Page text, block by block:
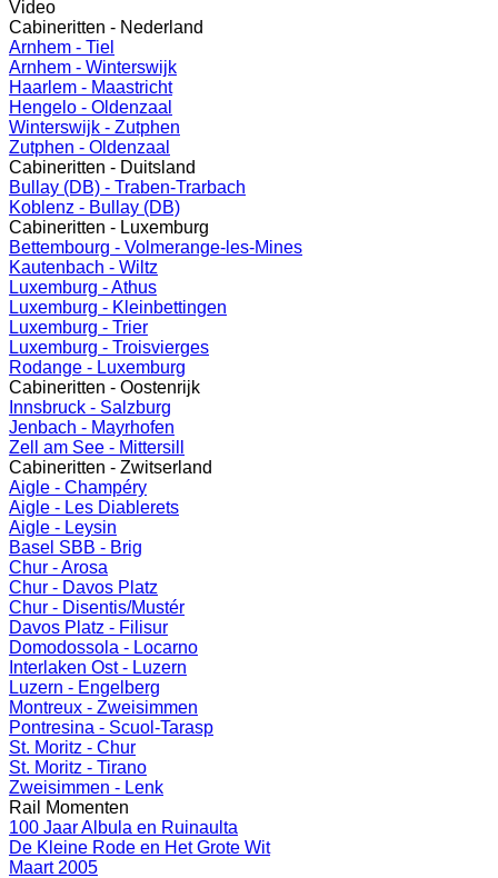
Video
Cabineritten - Nederland
Arnhem - Tiel
Arnhem - Winterswijk
Haarlem - Maastricht
Hengelo - Oldenzaal
Winterswijk - Zutphen
Zutphen - Oldenzaal
Cabineritten - Duitsland
Bullay (DB) - Traben-Trarbach
Koblenz - Bullay (DB)
Cabineritten - Luxemburg
Bettembourg - Volmerange-les-Mines
Kautenbach - Wiltz
Luxemburg - Athus
Luxemburg - Kleinbettingen
Luxemburg - Trier
Luxemburg - Troisvierges
Rodange - Luxemburg
Cabineritten - Oostenrijk
Innsbruck - Salzburg
Jenbach - Mayrhofen
Zell am See - Mittersill
Cabineritten - Zwitserland
Aigle - Champéry
Aigle - Les Diablerets
Aigle - Leysin
Basel SBB - Brig
Chur - Arosa
Chur - Davos Platz
Chur - Disentis/Mustér
Davos Platz - Filisur
Domodossola - Locarno
Interlaken Ost - Luzern
Luzern - Engelberg
Montreux - Zweisimmen
Pontresina - Scuol-Tarasp
St. Moritz - Chur
St. Moritz - Tirano
Zweisimmen - Lenk
Rail Momenten
100 Jaar Albula en Ruinaulta
De Kleine Rode en Het Grote Wit
Maart 2005